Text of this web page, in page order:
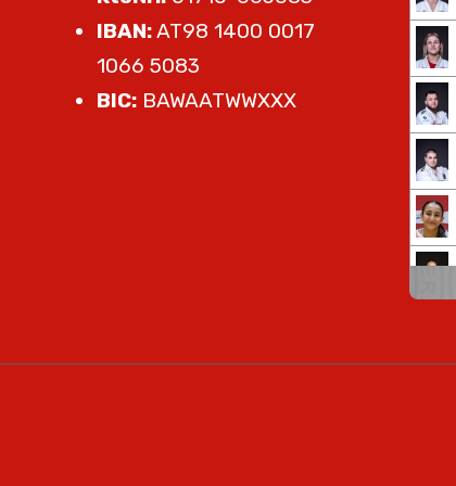
IBAN:AT98 1400 0017
1066 5083
BIC: BAWAATWWXXX